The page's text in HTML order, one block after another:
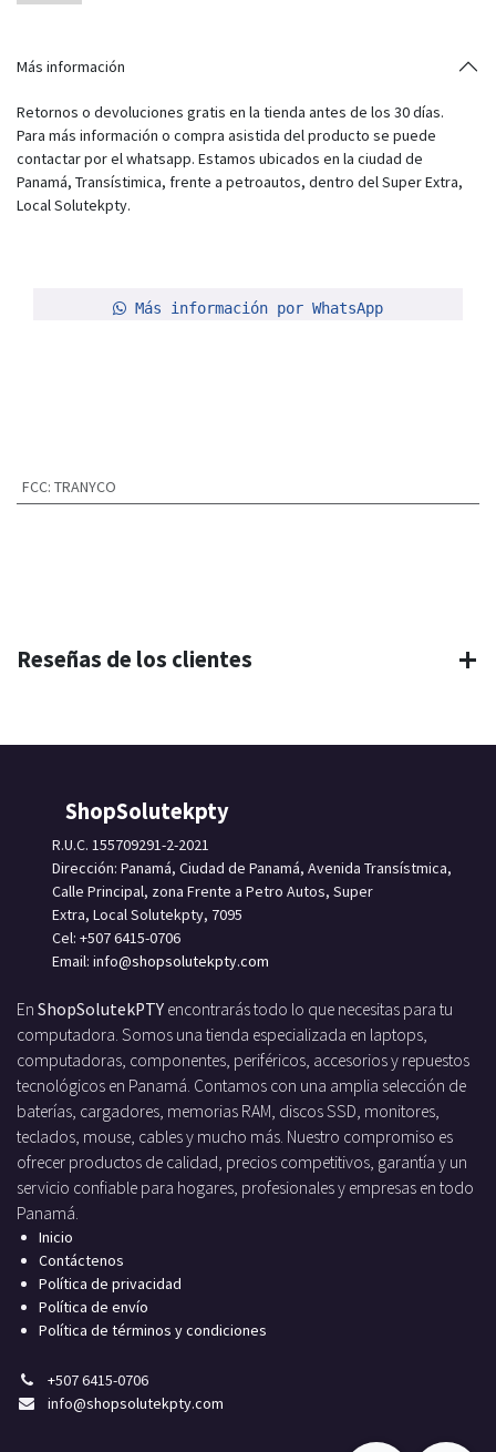
Más información
Retornos o devoluciones gratis en la tienda antes de los 30 días.
Para más información o compra asistida del producto se puede
contactar por el whatsapp. Estamos ubicados en la ciudad de
Panamá, Transístimica, frente a petroautos, dentro del Super Extra,
Local Solutekpty.
Más información por WhatsApp
FCC: TRANYCO
Reseñas de los clientes
ShopSolutekpty
R.U.C. 155709291-2-2021
Dirección: Panamá, Ciudad de Panamá, Avenida Transístmica,
Calle Principal, zona Frente a Petro Autos, Super
Extra, Local Solutekpty, 7095
Cel: +507 6415-0706
Email: info@shopsolutekpty.com
En ShopSolutekPTY encontrarás todo lo que necesitas para tu
computadora. Somos una tienda especializada en laptops,
computadoras, componentes, periféricos, accesorios y repuestos
tecnológicos en Panamá. Contamos con una amplia selección de
baterías, cargadores, memorias RAM, discos SSD, monitores,
teclados, mouse, cables y mucho más. Nuestro compromiso es
ofrecer productos de calidad, precios competitivos, garantía y un
servicio confiable para hogares, profesionales y empresas en todo
Panamá.
Inicio
Contáctenos
Política de privacidad
Política de envío
Política de términos y condiciones
+507 6415-0706
info@shopsolutekpty.com